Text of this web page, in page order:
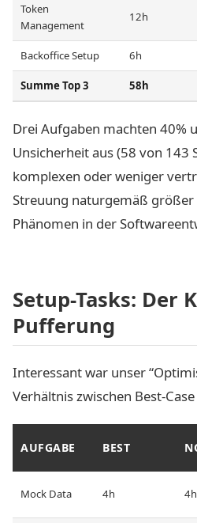
Token
Management
12h
Backoffice Setup 6h
Summe Top 3 58h
Drei Aufgaben machten 40%
Unsicherheit aus (58 von 143
komplexen oder weniger
Streuung naturgemäß größer
Phänomen in der
Setup-Tasks: Der
Pufferung
Interessant war unser
Verhältnis zwischen Best-
AUFGABE BEST
Mock Data 4h 4h